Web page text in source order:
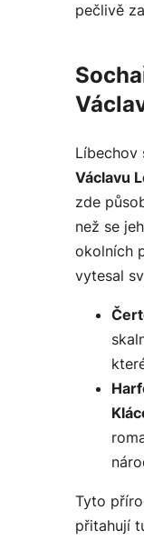
pečlivě
Líbechov
Václavu
zde
než se
okolních
vytesal
Tyto
přitahují